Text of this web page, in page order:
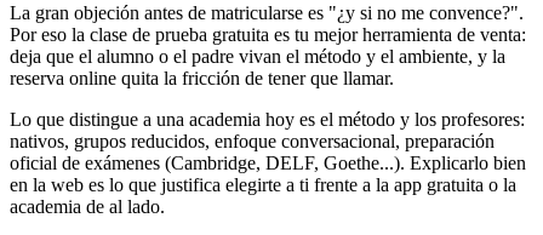
La gran objeción antes de matricularse es "¿y si no me convence?".
Por eso la clase de prueba gratuita es tu mejor herramienta de venta:
deja que el alumno o el padre vivan el método y el ambiente, y la
reserva online quita la fricción de tener que llamar.
Lo que distingue a una academia hoy es el método y los profesores:
nativos, grupos reducidos, enfoque conversacional, preparación
oficial de exámenes (Cambridge, DELF, Goethe...). Explicarlo bien
en la web es lo que justifica elegirte a ti frente a la app gratuita o la
academia de al lado.